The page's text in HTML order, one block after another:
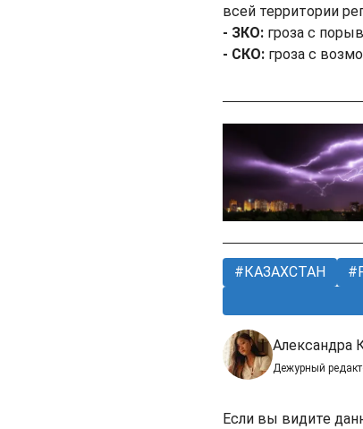
всей территории
- ЗКО: гроза с
- СКО: гроза с
КАЗАХСТАН
Александра
Дежурный
Если вы видите